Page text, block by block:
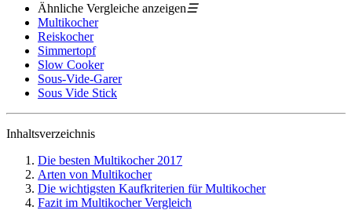
Ähnliche Vergleiche anzeigen☰
Multikocher
Reiskocher
Simmertopf
Slow Cooker
Sous-Vide-Garer
Sous Vide Stick
Inhaltsverzeichnis
Die besten Multikocher 2017
Arten von Multikocher
Die wichtigsten Kaufkriterien für Multikocher
Fazit im Multikocher Vergleich